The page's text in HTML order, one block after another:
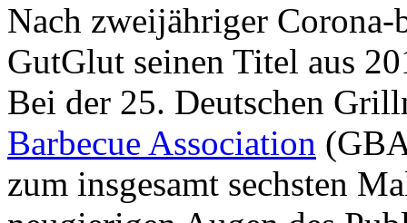
Nach zweijähriger Corona-
GutGlut seinen Titel aus
Bei der 25. Deutschen
Barbecue Association
zum insgesamt sechsten